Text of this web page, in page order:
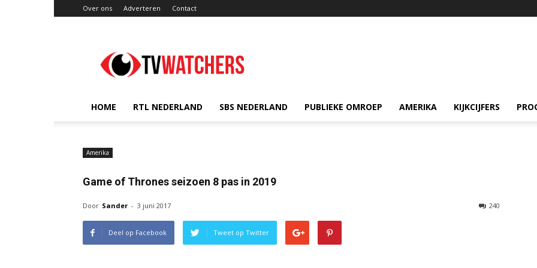
Over ons Adverteren Contact
HOME RTL NEDERLAND SBS NEDERLAND PUBLIEKE OMROEP AMERIKA KIJKCIJFERS
Amerika
Game of Thrones seizoen 8 pas in 2019
Door Sander - 3 juni 2017 240
Deel op Facebook Tweet op Twitter